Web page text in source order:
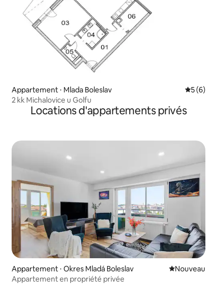
Appartement ⋅ Mlada Boleslav
5 (6)
2 kk Michalovice u Golfu
Locations d'appartements privés
Appartement ⋅ Okres Mladá Boleslav Nouvel
Nouveau
Appartement en propriété privée